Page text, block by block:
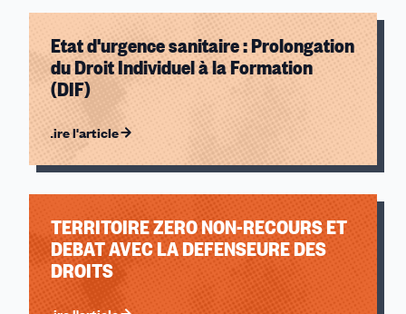
Etat d'urgence sanitaire : Prolongation
du Droit Individuel à la Formation
(DIF)
Lire l'article
TERRITOIRE ZERO NON-RECOURS ET
DEBAT AVEC LA DEFENSEURE DES
DROITS